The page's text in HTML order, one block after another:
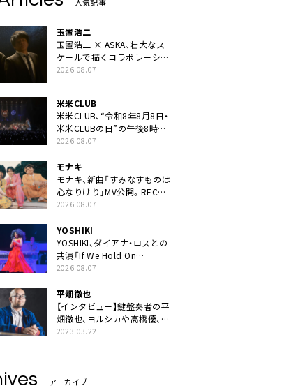
玉置浩二
玉置浩二 × ASKA、壮大なス
ケールで描くコラボレーショ
ン曲「音銀河」リリース決定。
2026.08.07
米米CLUB
米米CLUB、“令和8年8月8日・
米米CLUBの日”の午後8時に
40周年ライブより「FANtachy
2026.08.07
モナキ
モナキ、新曲「すみなすものは
心なりけり」MV公開。RECの
ギターにEvery Little Thing・
2026.08.07
YOSHIKI
YOSHIKI、ダイアナ・ロスとの
共演「If We Hold On
Together」ライブ映像公開
2026.08.07
平畑徹也
【インタビュー】鍵盤奏者の平
畑徹也、ヨルシカや高橋優、キ
タニタツヤなど9名のゲスト
2023.03.22
アーカイブ